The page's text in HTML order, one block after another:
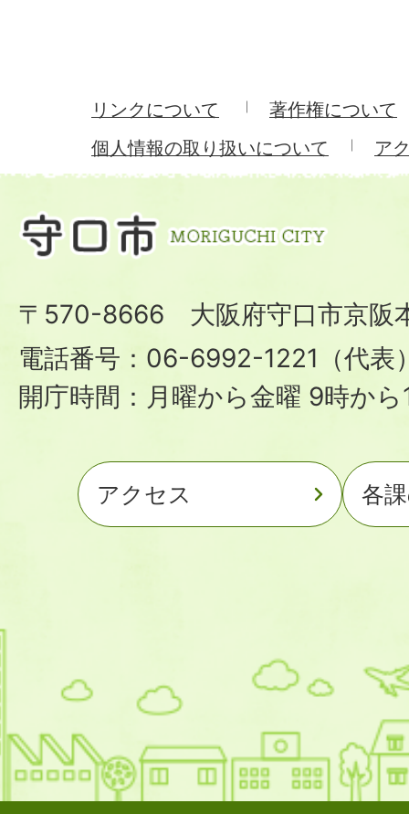
リンクについて
著作権について
個人情報の取り扱いについて
ア
〒570-8666 大阪府守口市京阪
電話番号：06-6992-1221（代表
開庁時間：月曜から金曜 9時か
アクセス 各